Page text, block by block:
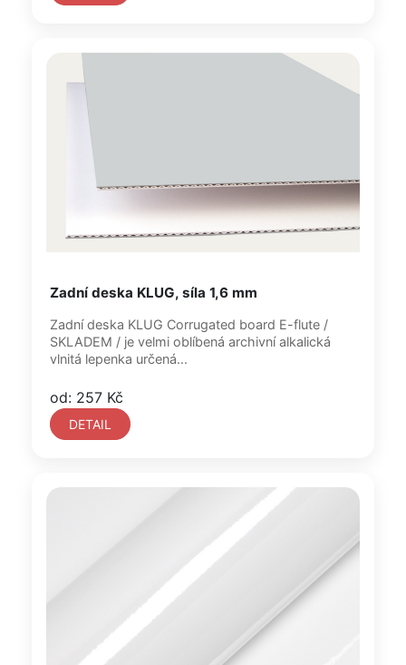
Zadní deska KLUG, síla 1,6 mm
Zadní deska KLUG Corrugated board E-flute /
SKLADEM / je velmi oblíbená archivní alkalická
vlnitá lepenka určená...
od: 257 Kč
DETAIL